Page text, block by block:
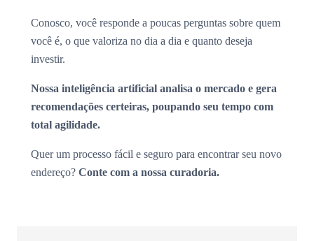
Conosco, você responde a poucas perguntas sobre quem
você é, o que valoriza no dia a dia e quanto deseja
investir.
Nossa inteligência artificial analisa o mercado e gera
recomendações certeiras, poupando seu tempo com
total agilidade.
Quer um processo fácil e seguro para encontrar seu novo
endereço? Conte com a nossa curadoria.